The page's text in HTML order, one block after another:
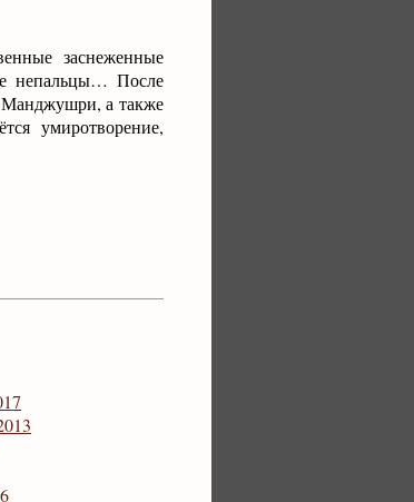
заснеженные
непальцы… После
Манджушри, а также
умиротворение,